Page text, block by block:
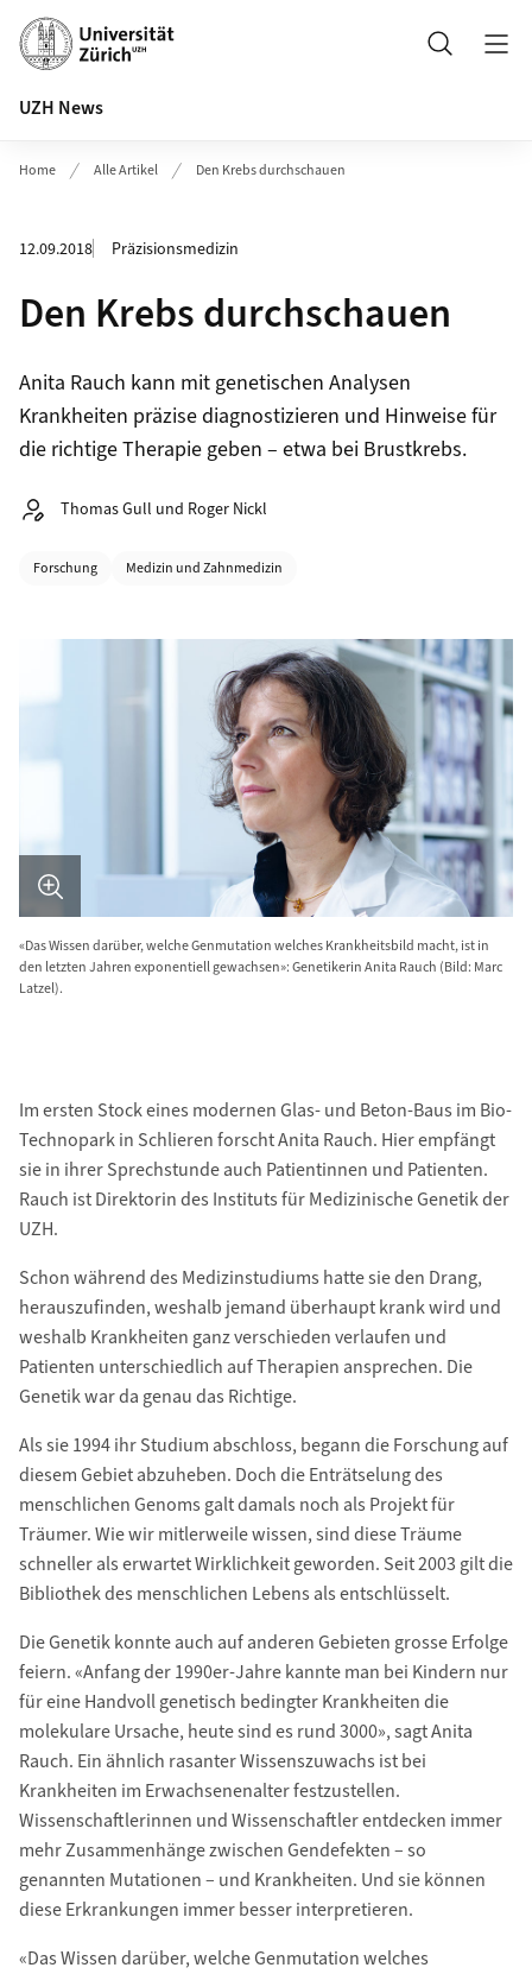
Header
Suche
UZH News
Home Alle Artikel Den Krebs durchschauen
12.09.2018 Präzisionsmedizin
Den Krebs durchschauen
Anita Rauch kann mit genetischen Analysen
Krankheiten präzise diagnostizieren und Hinweise für
die richtige Therapie geben – etwa bei Brustkrebs.
Autor:
Thomas Gull und Roger Nickl
Kategorien
Forschung Medizin und Zahnmedizin
«Das Wissen darüber, welche Genmutation welches Krankheitsbild macht, ist in
den letzten Jahren exponentiell gewachsen»: Genetikerin Anita Rauch (Bild: Marc
Latzel).
Im ersten Stock eines modernen Glas- und Beton-Baus im Bio-
Technopark in Schlieren forscht Anita Rauch. Hier empfängt
sie in ihrer Sprechstunde auch Patientinnen und Patienten.
Rauch ist Direktorin des Instituts für Medizinische Genetik der
UZH.
Schon während des Medizinstudiums hatte sie den Drang,
herauszuﬁnden, weshalb jemand überhaupt krank wird und
weshalb Krankheiten ganz verschieden verlaufen und
Patienten unterschiedlich auf Therapien ansprechen. Die
Genetik war da genau das Richtige.
Als sie 1994 ihr Studium abschloss, begann die Forschung auf
diesem Gebiet abzuheben. Doch die Enträtselung des
menschlichen Genoms galt damals noch als Projekt für
Träumer. Wie wir mitlerweile wissen, sind diese Träume
schneller als erwartet Wirklichkeit geworden. Seit 2003 gilt die
Bibliothek des menschlichen Lebens als entschlüsselt.
Die Genetik konnte auch auf anderen Gebieten grosse Erfolge
feiern. «Anfang der 1990er-Jahre kannte man bei Kindern nur
für eine Handvoll genetisch bedingter Krankheiten die
molekulare Ursache, heute sind es rund 3000», sagt Anita
Rauch. Ein ähnlich rasanter Wissenszuwachs ist bei
Krankheiten im Erwachsenenalter festzustellen.
Wissenschaftlerinnen und Wissenschaftler entdecken immer
mehr Zusammenhänge zwischen Gendefekten – so
genannten Mutationen – und Krankheiten. Und sie können
diese Erkrankungen immer besser interpretieren.
«Das Wissen darüber, welche Genmutation welches